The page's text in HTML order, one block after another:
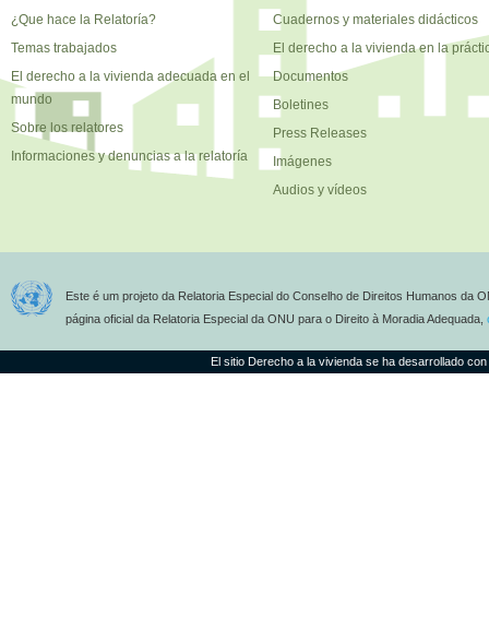
¿Que hace la Relatoría?
Temas trabajados
El derecho a la vivienda adecuada en el
mundo
Sobre los relatores
Informaciones y denuncias a la relatoría
Cuadernos y materiales didácticos
El derecho a la vivienda en la
Documentos
Boletines
Press Releases
Imágenes
Audios y vídeos
Este é um projeto da Relatoria Especial do Conselho de Direitos Humanos da
página oficial da Relatoria Especial da ONU para o Direito à Moradia Adequada,
El sitio Derecho a la vivienda se ha desarrollado